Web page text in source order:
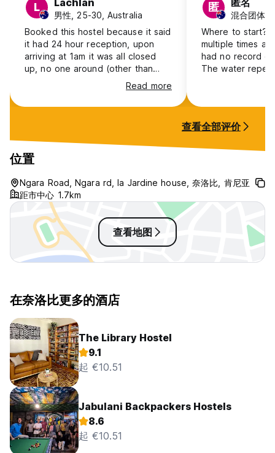
L Lachlan
男性, 25-30, Australia
Booked this hostel because it said
it had 24 hour reception, upon
arriving at 1am it was all closed
up, no one around (other than
groups of young guys who my
driver said will rob you). Multiple
calls went unanswered. Ended up
can’t comment on anything within
the hostel itself.
Read more
匿 匿名
混合团体,
Where to start?
multiple times
had no record
The water
until the water
communication.
you plain bread
you your change. On a plus
security guards
查看全部评价
位置
Ngara Road, Ngara rd, la Jardine house, 奈洛比, 肯尼亚
距市中心 1.7km
查看地图
在奈洛比更多的酒店
The Library Hostel
9.1
起 €10.51
Jabulani Backpackers Hostels
8.6
起 €10.51